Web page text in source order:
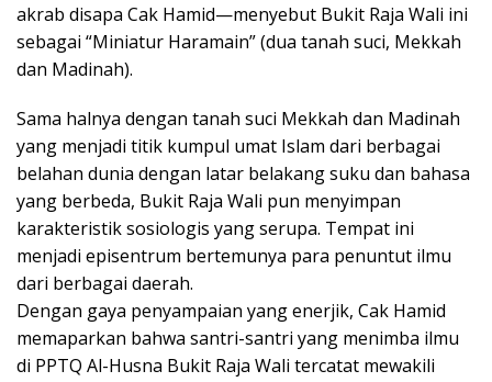
akrab disapa Cak Hamid—menyebut Bukit Raja Wali ini
sebagai “Miniatur Haramain” (dua tanah suci, Mekkah
dan Madinah).
Sama halnya dengan tanah suci Mekkah dan Madinah
yang menjadi titik kumpul umat Islam dari berbagai
belahan dunia dengan latar belakang suku dan bahasa
yang berbeda, Bukit Raja Wali pun menyimpan
karakteristik sosiologis yang serupa. Tempat ini
menjadi episentrum bertemunya para penuntut ilmu
dari berbagai daerah.
Dengan gaya penyampaian yang enerjik, Cak Hamid
memaparkan bahwa santri-santri yang menimba ilmu
di PPTQ Al-Husna Bukit Raja Wali tercatat mewakili